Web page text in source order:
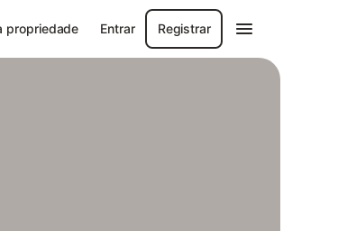
propriedade Entrar Registrar